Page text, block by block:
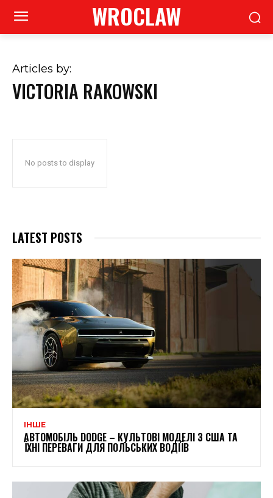
WROCLAW
Articles by:
VICTORIA RAKOWSKI
No posts to display
LATEST POSTS
ІНШЕ
АВТОМОБІЛЬ DODGE – КУЛЬТОВІ МОДЕЛІ З США ТА
ЇХНІ ПЕРЕВАГИ ДЛЯ ПОЛЬСЬКИХ ВОДІЇВ